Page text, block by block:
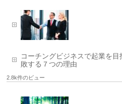
コーチングビジネスで起業を
敗する７つの理由
2.8k件のビュー